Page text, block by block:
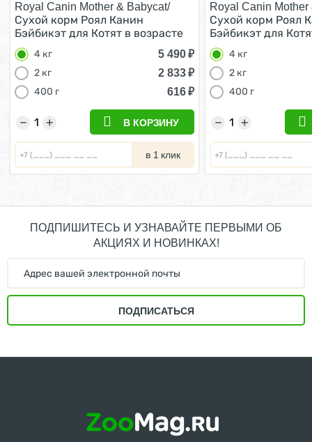
Royal Canin Mother & Babycat/
Сухой корм Роял Канин
Бэйбикэт для Котят в возрасте
от 1 до 4 месяцев 4 кг
4 кг 5 490₽
2 кг
2 833₽
400 г
616₽
+
− В КОРЗИНУ
в 1 клик
Royal Canin Mother
Сухой корм Роял
Бэйбикэт для
от 1 до 4 месяцев
4 кг
2 кг
400 г
+
−
ПОДПИШИТЕСЬ И УЗНАВАЙТЕ ПЕРВЫМИ ОБ
АКЦИЯХ И НОВИНКАХ!
ПОДПИСАТЬСЯ